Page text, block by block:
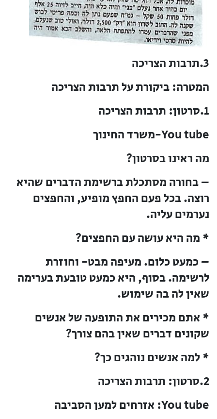
3.תרבות הצריכה
המטרה: ביקורת על תרבות הצריכה
1.סרטון: תרבות הצריכה
You tube-משרד החינוך
מה ראינו בסרטון?
– בחורה מסתכלת ברשימת הדברים שהיא
רוצה. בכל פעם החפץ מופיע, והחפצים
נערמים עליה.
* מה היא עושה עם החפצים?
– כמעט כלום. מעיפה מבט- וחוזרת
לרשימה. בסוף, היא כמעט טובעת בערימה
שאין לה בה שימוש.
* אתם מכירים את התופעה של אנשים
שקונים דברים שאין בהם צורך?
* למה אנשים נוהגים כך?
2.סרטון: תרבות הצריכה
You tube: אזרחים למען הסביבה